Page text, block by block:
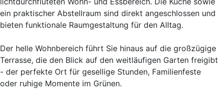
ein praktischer Abstellraum sind direkt angeschlossen und
bieten funktionale Raumgestaltung für den Alltag.
Der helle Wohnbereich führt Sie hinaus auf die großzügige
Terrasse, die den Blick auf den weitläufigen Garten freigibt
- der perfekte Ort für gesellige Stunden, Familienfeste
oder ruhige Momente im Grünen.